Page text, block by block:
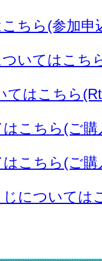
ちら(参加申
いてはこち
てはこちら
こちら(ご購
こちら(ご購
については